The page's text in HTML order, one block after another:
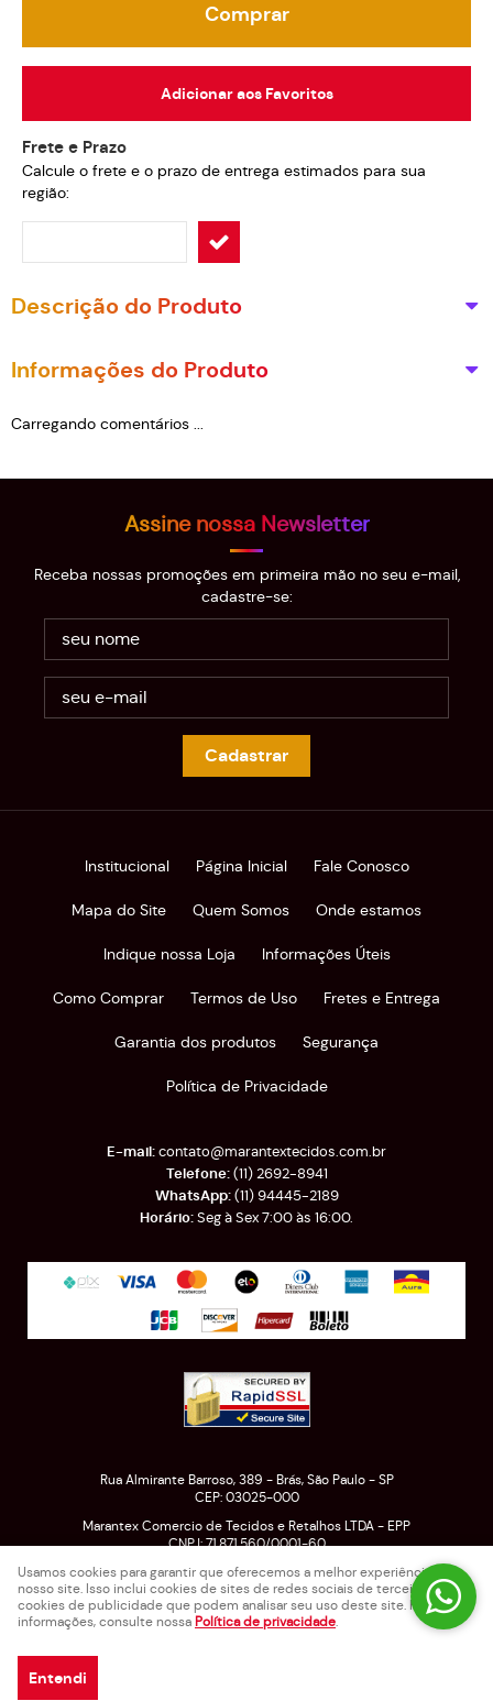
Comprar
Adicionar aos Favoritos
Frete e Prazo
Calcule o frete e o prazo de entrega estimados para sua
região:
Descrição do Produto
Informações do Produto
Carregando comentários ...
Assine nossa Newsletter
Receba nossas promoções em primeira mão no seu e-mail,
cadastre-se:
Cadastrar
Institucional Página Inicial Fale Conosco
Mapa do Site Quem Somos Onde estamos
Indique nossa Loja Informações Úteis
Como Comprar Termos de Uso Fretes e Entrega
Garantia dos produtos Segurança
Política de Privacidade
(11)2692-8941
(11)94445-2189
Seg à Sex 7:00 às 16:00.
contato@marantextecidos.com.br
Rua Almirante Barroso, 389 - Brás, São Paulo- SP
CEP: 03025-000
Marantex Comercio de Tecidos e Retalhos LTDA - EPP
CNPJ: 71.871.560/0001-60
LOJA VIRTUAL CRIADA POR
Usamos cookies para garantir que oferecemos a melhor experiência em
nosso site. Isso inclui cookies de sites de redes sociais de terceiros e
cookies de publicidade que podem analisar seu uso deste site. Para mais
informações, consulte nossa Política de privacidade.
Entendi